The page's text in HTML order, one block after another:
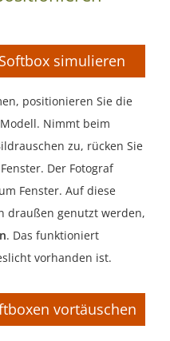
simulieren
positionieren Sie die
Nimmt beim
zu, rücken Sie
Der Fotograf
Fenster. Auf diese
draußen genutzt werden,
. Das funktioniert
vorhanden ist.
vortäuschen